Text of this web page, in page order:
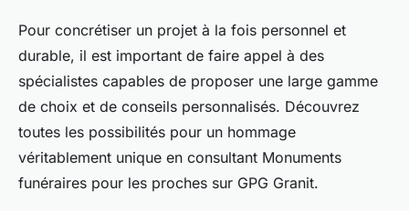
Pour concrétiser un projet à la fois personnel et
durable, il est important de faire appel à des
spécialistes capables de proposer une large gamme
de choix et de conseils personnalisés. Découvrez
toutes les possibilités pour un hommage
véritablement unique en consultant Monuments
funéraires pour les proches sur GPG Granit.